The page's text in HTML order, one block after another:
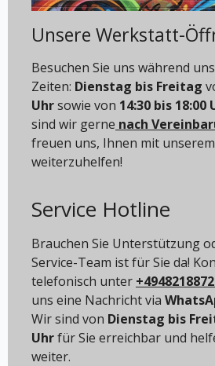
Unsere Werkstatt-
Besuchen Sie uns während
Zeiten: Dienstag bis Freitag
Uhrsowie von 14:30 bis 18:00
sind wir gerne nach
freuen uns, Ihnen mit unserem
weiterzuhelfen!
Service Hotline
Brauchen Sie Unterstützung
Service-Team ist für Sie da!
telefonisch unter
uns eine Nachricht via
Wir sind von Dienstag bis
Uhrfür Sie erreichbar und
weiter.